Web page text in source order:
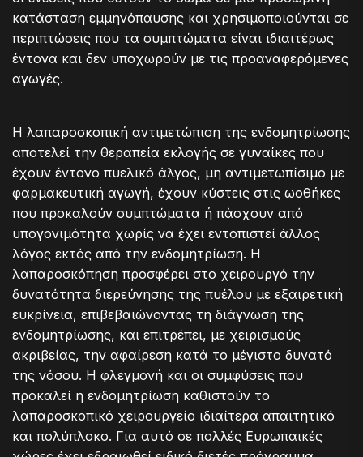
κατάσταση εμμηνόπαυσης και χρησιμοποιούνται σε
περιπτώσεις που τα συμπτώματα είναι ιδιαιτέρως
έντονα και δεν υποχωρούν με τις προαναφερόμενες
αγωγές.
Η λαπαροσκοπική αντιμετώπιση της ενδομητρίωσης
αποτελεί την θεραπεία εκλογής σε γυναίκες που
έχουν έντονο πυελικό άλγος, μη αντιμετωπίσιμο με
φαρμακευτική αγωγή, έχουν κύστεις στις ωοθήκες
που προκαλούν συμπτώματα ή πάσχουν από
υπογονιμότητα χωρίς να έχει εντοπιστεί άλλος
λόγος εκτός από την ενδομητρίωση. Η
λαπαροσκόπηση προσφέρει στο χειρουργό την
δυνατότητα διερεύνησης της πυέλου με εξαιρετική
ευκρίνεια, επιβεβαιώνοντας τη διάγνωση της
ενδομητρίωσης, και επιτρέπει, με χειρισμούς
ακριβείας, την αφαίρεση κατά το μέγιστο δυνατό
της νόσου. Η φλεγμονή και οι συμφύσεις που
προκαλεί η ενδομητρίωση καθιστούν το
λαπαροσκοπικό χειρουργείο ιδιαίτερα απαιτητικό
και πολύπλοκο. Για αυτό σε πολλές Ευρωπαικές